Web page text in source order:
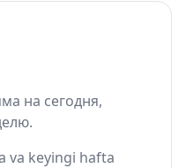
на сегодня,
va keyingi hafta